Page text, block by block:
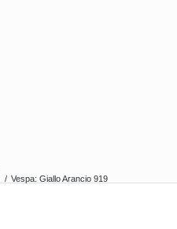
/ Vespa: Giallo Arancio 919